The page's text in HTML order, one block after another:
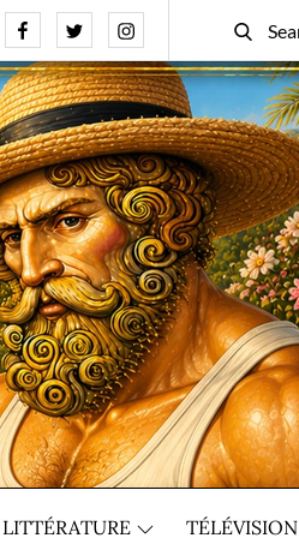
FacebookTwitterInstagram
Search
for:
Search
LITTÉRATURE TÉLÉVISION